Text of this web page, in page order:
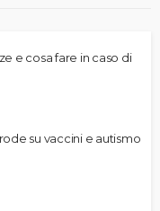
e cosa fare in caso di
su vaccini e autismo